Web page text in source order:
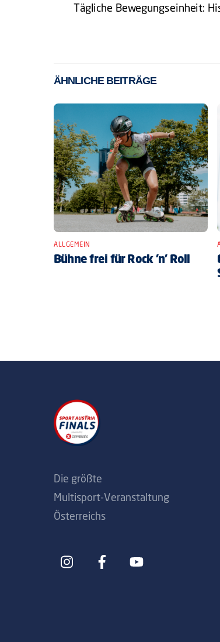
Tägliche Bewegungseinheit:
ÄHNLICHE BEITRÄGE
ALLGEMEIN
Bühne frei für Rock ’n’ Roll
Die größte
Multisport-Veranstaltung
Österreichs
Icon
Icon